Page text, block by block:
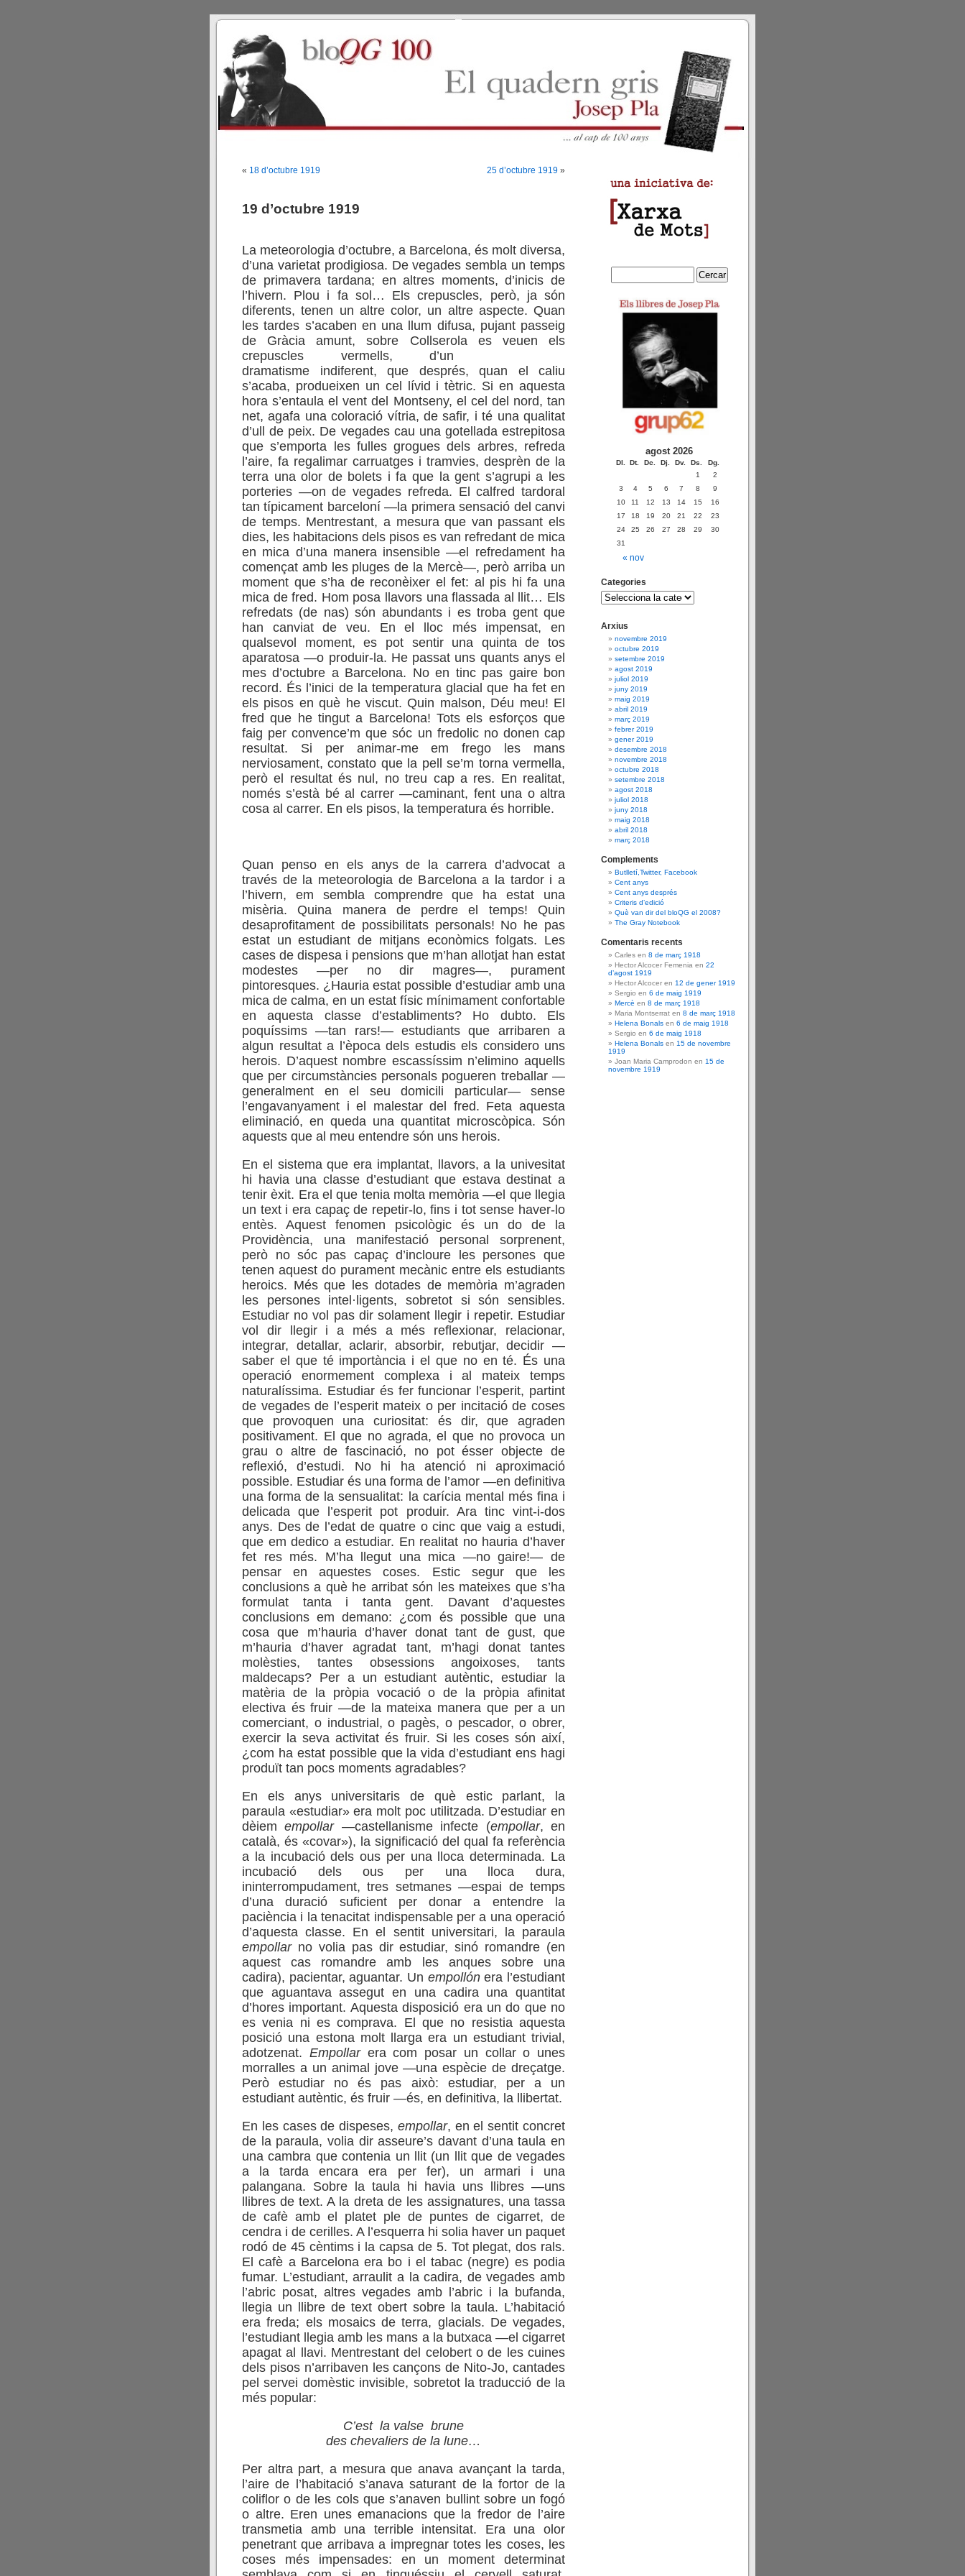
« 18 d’octubre 1919 25 d’octubre 1919 »
19 d’octubre 1919
La meteorologia d’octubre, a Barcelona, és molt diversa,
d’una varietat prodigiosa. De vegades sembla un temps
de primavera tardana; en altres moments, d’inicis de
l’hivern. Plou i fa sol… Els crepuscles, però, ja són
diferents, tenen un altre color, un altre aspecte. Quan
les tardes s’acaben en una llum difusa, pujant passeig
de Gràcia amunt, sobre Collserola es veuen els
crepuscles vermells, d’un
dramatisme indiferent, que després, quan el caliu
s’acaba, produeixen un cel lívid i tètric. Si en aquesta
hora s’entaula el vent del Montseny, el cel del nord, tan
net, agafa una coloració vítria, de safir, i té una qualitat
d’ull de peix. De vegades cau una gotellada estrepitosa
que s’emporta les fulles grogues dels arbres, refreda
l’aire, fa regalimar carruatges i tramvies, desprèn de la
terra una olor de bolets i fa que la gent s’agrupi a les
porteries —on de vegades refreda. El calfred tardoral
tan típicament barceloní —la primera sensació del canvi
de temps. Mentrestant, a mesura que van passant els
dies, les habitacions dels pisos es van refredant de mica
en mica d’una manera insensible —el refredament ha
començat amb les pluges de la Mercè—, però arriba un
moment que s’ha de reconèixer el fet: al pis hi fa una
mica de fred. Hom posa llavors una flassada al llit… Els
refredats (de nas) són abundants i es troba gent que
han canviat de veu. En el lloc més impensat, en
qualsevol moment, es pot sentir una quinta de tos
aparatosa —o produir-la. He passat uns quants anys el
mes d’octubre a Barcelona. No en tinc pas gaire bon
record. És l’inici de la temperatura glacial que ha fet en
els pisos en què he viscut. Quin malson, Déu meu! El
fred que he tingut a Barcelona! Tots els esforços que
faig per convence’m que sóc un fredolic no donen cap
resultat. Si per animar-me em frego les mans
nerviosament, constato que la pell se’m torna vermella,
però el resultat és nul, no treu cap a res. En realitat,
només s’està bé al carrer —caminant, fent una o altra
cosa al carrer. En els pisos, la temperatura és horrible.
Quan penso en els anys de la carrera d’advocat a
través de la meteorologia de Barcelona a la tardor i a
l’hivern, em sembla comprendre que ha estat una
misèria. Quina manera de perdre el temps! Quin
desaprofitament de possibilitats personals! No he pas
estat un estudiant de mitjans econòmics folgats. Les
cases de dispesa i pensions que m’han allotjat han estat
modestes —per no dir magres—, purament
pintoresques. ¿Hauria estat possible d’estudiar amb una
mica de calma, en un estat físic mínimament confortable
en aquesta classe d’establiments? Ho dubto. Els
poquíssims —tan rars!— estudiants que arribaren a
algun resultat a l’època dels estudis els considero uns
herois. D’aquest nombre escassíssim n’elimino aquells
que per circumstàncies personals pogueren treballar —
generalment en el seu domicili particular— sense
l’engavanyament i el malestar del fred. Feta aquesta
eliminació, en queda una quantitat microscòpica. Són
aquests que al meu entendre són uns herois.
En el sistema que era implantat, llavors, a la univesitat
hi havia una classe d’estudiant que estava destinat a
tenir èxit. Era el que tenia molta memòria —el que llegia
un text i era capaç de repetir-lo, fins i tot sense haver-lo
entès. Aquest fenomen psicològic és un do de la
Providència, una manifestació personal sorprenent,
però no sóc pas capaç d’incloure les persones que
tenen aquest do purament mecànic entre els estudiants
heroics. Més que les dotades de memòria m’agraden
les persones intel·ligents, sobretot si són sensibles.
Estudiar no vol pas dir solament llegir i repetir. Estudiar
vol dir llegir i a més a més reflexionar, relacionar,
integrar, detallar, aclarir, absorbir, rebutjar, decidir —
saber el que té importància i el que no en té. És una
operació enormement complexa i al mateix temps
naturalíssima. Estudiar és fer funcionar l’esperit, partint
de vegades de l’esperit mateix o per incitació de coses
que provoquen una curiositat: és dir, que agraden
positivament. El que no agrada, el que no provoca un
grau o altre de fascinació, no pot ésser objecte de
reflexió, d’estudi. No hi ha atenció ni aproximació
possible. Estudiar és una forma de l’amor —en definitiva
una forma de la sensualitat: la carícia mental més fina i
delicada que l’esperit pot produir. Ara tinc vint-i-dos
anys. Des de l’edat de quatre o cinc que vaig a estudi,
que em dedico a estudiar. En realitat no hauria d’haver
fet res més. M’ha llegut una mica —no gaire!— de
pensar en aquestes coses. Estic segur que les
conclusions a què he arribat són les mateixes que s’ha
formulat tanta i tanta gent. Davant d’aquestes
conclusions em demano: ¿com és possible que una
cosa que m’hauria d’haver donat tant de gust, que
m’hauria d’haver agradat tant, m’hagi donat tantes
molèsties, tantes obsessions angoixoses, tants
maldecaps? Per a un estudiant autèntic, estudiar la
matèria de la pròpia vocació o de la pròpia afinitat
electiva és fruir —de la mateixa manera que per a un
comerciant, o industrial, o pagès, o pescador, o obrer,
exercir la seva activitat és fruir. Si les coses són així,
¿com ha estat possible que la vida d’estudiant ens hagi
produït tan pocs moments agradables?
En els anys universitaris de què estic parlant, la
paraula «estudiar» era molt poc utilitzada. D’estudiar en
dèiemempollar—castellanisme infecte (empollar, en
català, és «covar»), la significació del qual fa referència
a la incubació dels ous per una lloca determinada. La
incubació dels ous per una lloca dura,
ininterrompudament, tres setmanes —espai de temps
d’una duració suficient per donar a entendre la
paciència i la tenacitat indispensable per a una operació
d’aquesta classe. En el sentit universitari, la paraula
empollarno volia pas dir estudiar, sinó romandre (en
aquest cas romandre amb les anques sobre una
cadira), pacientar, aguantar. Un empollónera l’estudiant
que aguantava assegut en una cadira una quantitat
d’hores important. Aquesta disposició era un do que no
es venia ni es comprava. El que no resistia aquesta
posició una estona molt llarga era un estudiant trivial,
adotzenat. Empollarera com posar un collar o unes
morralles a un animal jove —una espècie de dreçatge.
Però estudiar no és pas això: estudiar, per a un
estudiant autèntic, és fruir —és, en definitiva, la llibertat.
En les cases de dispeses, empollar, en el sentit concret
de la paraula, volia dir asseure’s davant d’una taula en
una cambra que contenia un llit (un llit que de vegades
a la tarda encara era per fer), un armari i una
palangana. Sobre la taula hi havia uns llibres —uns
llibres de text. A la dreta de les assignatures, una tassa
de cafè amb el platet ple de puntes de cigarret, de
cendra i de cerilles. A l’esquerra hi solia haver un paquet
rodó de 45 cèntims i la capsa de 5. Tot plegat, dos rals.
El cafè a Barcelona era bo i el tabac (negre) es podia
fumar. L’estudiant, arraulit a la cadira, de vegades amb
l’abric posat, altres vegades amb l’abric i la bufanda,
llegia un llibre de text obert sobre la taula. L’habitació
era freda; els mosaics de terra, glacials. De vegades,
l’estudiant llegia amb les mans a la butxaca —el cigarret
apagat al llavi. Mentrestant del celobert o de les cuines
dels pisos n’arribaven les cançons de Nito-Jo, cantades
pel servei domèstic invisible, sobretot la traducció de la
més popular:
C’est la valse brune
des chevaliers de la lune…
Per altra part, a mesura que anava avançant la tarda,
l’aire de l’habitació s’anava saturant de la fortor de la
coliflor o de les cols que s’anaven bullint sobre un fogó
o altre. Eren unes emanacions que la fredor de l’aire
transmetia amb una terrible intensitat. Era una olor
penetrant que arribava a impregnar totes les coses, les
coses més impensades: en un moment determinat
agost 2026
Dl. Dt. Dc. Dj. Dv. Ds. Dg.
« nov
1
2
3
4 5 6 7 8
9
10
11 12 13 14 15
16
17
18 19 20 21 22
23
24
25 26 27 28 29
30
31
Categories
Arxius
novembre 2019
octubre 2019
setembre 2019
agost 2019
juliol 2019
juny 2019
maig 2019
abril 2019
març 2019
febrer 2019
gener 2019
desembre 2018
novembre 2018
octubre 2018
setembre 2018
agost 2018
juliol 2018
juny 2018
maig 2018
abril 2018
març 2018
Complements
Butlletí,Twitter, Facebook
Cent anys
Cent anys després
Criteris d’edició
Què van dir del bloQG el 2008?
The Gray Notebook
Comentaris recents
Carles en 8 de març 1918
Hector Alcocer Femenia en 22
d’agost 1919
Hector Alcocer en 12 de gener 1919
Sergio en 6 de maig 1919
Mercè en 8 de març 1918
Maria Montserrat en 8 de març 1918
Helena Bonals en 6 de maig 1918
Sergio en 6 de maig 1918
Helena Bonals en 15 de novembre
1919
Joan Maria Camprodon en 15 de
novembre 1919